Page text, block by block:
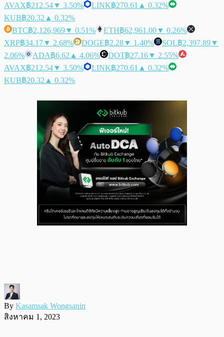
AVAX฿212.54▼ 3.50% LINK฿270.61 ▲ 0.32%
KUB฿20.32 ▲ 0.32%
BTC฿2,126,969▼ 0.51% ETH฿62,961.00▼ 0.26%
XRP฿34.17▼ 2.68% DOGE฿2.28▼ 1.40% SOL฿2,397.89▼
2.06%
ADA฿6.62 ▲ 4.06% DOT฿27.16▼ 2.55%
AVAX฿212.54▼ 3.50% LINK฿270.61 ▲ 0.32%
KUB฿20.32 ▲ 0.32%
By Kasamsak Wongsanin
สิงหาคม 1, 2023